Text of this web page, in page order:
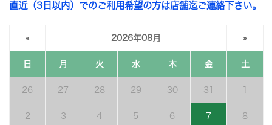
直近（3日以内）でのご利用希望の方は店舗迄ご連絡下さい。
« 2026年08月 »
日 月 火 水 木 金 土
26 27 28 29 30 31 1
2 3 4 5 6 7 8